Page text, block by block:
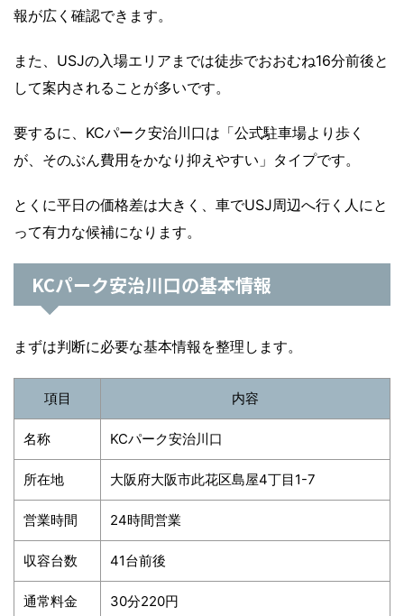
報が広く確認できます。
また、USJの入場エリアまでは徒歩でおおむね16分前後と
して案内されることが多いです。
要するに、KCパーク安治川口は「公式駐車場より歩く
が、そのぶん費用をかなり抑えやすい」タイプです。
とくに平日の価格差は大きく、車でUSJ周辺へ行く人にと
って有力な候補になります。
KCパーク安治川口の基本情報
まずは判断に必要な基本情報を整理します。
項目 内容
名称 KCパーク安治川口
所在地 大阪府大阪市此花区島屋4丁目1-7
営業時間 24時間営業
収容台数 41台前後
通常料金 30分220円